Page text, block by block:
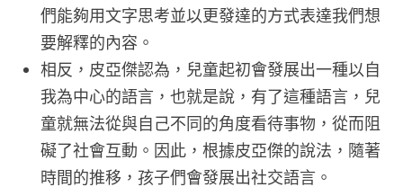
們能夠用文字思考並以更發達的方式表達我們想
要解釋的內容。
相反，皮亞傑認為，兒童起初會發展出一種以自
我為中心的語言，也就是說，有了這種語言，兒
童就無法從與自己不同的角度看待事物，從而阻
礙了社會互動。因此，根據皮亞傑的說法，隨著
時間的推移，孩子們會發展出社交語言。